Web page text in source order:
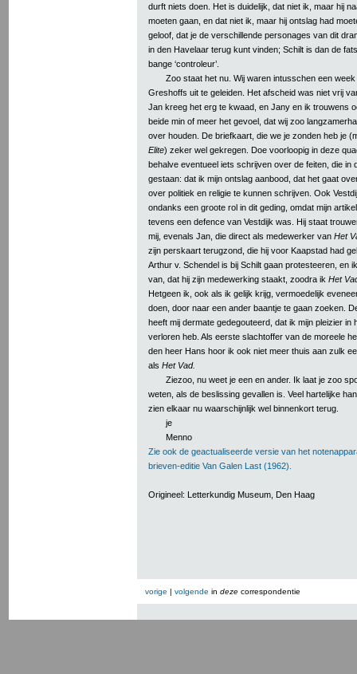
durft niets doen. Het is duidelijk, dat niet ik, maar hij
moeten gaan, en dat niet ik, maar hij ontslag had
geloof, dat je de verschillende personages van dit
in den Havelaar terug kunt vinden; Schilt is dan de
bange ‘controleur’.
Zoo staat het nu. Wij waren intusschen een
Greshoffs uit te geleiden. Het afscheid was niet vrij
Jan kreeg het erg te kwaad, en Jany en ik trouwens
beide min of meer het gevoel, dat wij zoo
over houden. De briefkaart, die we je zonden heb je
Elite) zeker wel gekregen. Doe voorloopig in deze
behalve eventueel iets schrijven over de feiten, die in
gestaan: dat ik mijn ontslag aanbood, dat het gaat
over politiek en religie te kunnen schrijven. Ook
ondanks een groote rol in dit geding, omdat mijn
tevens een defence van Vestdijk was. Hij staat
mij, evenals Jan, die direct als medewerker van Het
zijn perskaart terugzond, die hij voor Kaapstad had
Arthur v. Schendel is bij Schilt gaan protesteeren, en
van, dat hij zijn medewerking staakt, zoodra ik Het
Hetgeen ik, ook als ik gelijk krijg, vermoedelijk
doen, door naar een ander baantje te gaan zoeken.
heeft mij dermate gedegouteerd, dat ik mijn pleizier in
verloren heb. Als eerste slachtoffer van de moreele
den heer Hans hoor ik ook niet meer thuis aan zulk
als Het Vad.
Ziezoo, nu weet je een en ander. Ik laat je zoo
weten, als de beslissing gevallen is. Veel hartelijke
zien elkaar nu waarschijnlijk wel binnenkort terug.
je
Menno
Zie ook de geactualiseerde versie van het
brieven-editie Van Galen Last (1962).
Origineel: Letterkundig Museum, Den Haag
vorige | volgende in deze correspondentie